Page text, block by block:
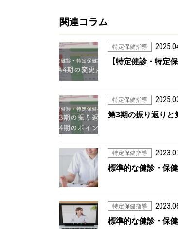
関連コラム
特定保健指導
【特定健診・特定
特定保健指導
第3期の振り返りと
特定保健指導
標準的な健診・保
特定保健指導
標準的な健診・保